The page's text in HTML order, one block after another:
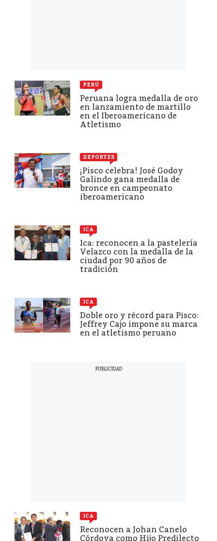
PERÚ
Peruana logra medalla de oro
en lanzamiento de martillo
en el Iberoamericano de
Atletismo
DEPORTES
¡Pisco celebra! José Godoy
Galindo gana medalla de
bronce en campeonato
iberoamericano
ICA
Ica: reconocen a la pastelería
Velazco con la medalla de la
ciudad por 90 años de
tradición
ICA
Doble oro y récord para Pisco:
Jeffrey Cajo impone su marca
en el atletismo peruano
ICA
Reconocen a Johan Canelo
Córdova como Hijo Predilecto